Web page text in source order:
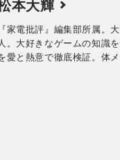
本大輝
『家電批評』編集部所属。
人。大好きなゲームの知識
愛と熱意で徹底検証。体